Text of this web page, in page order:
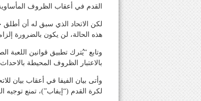
القدم في أعقاب الظروف
لكن الاتحاد الذي سبق له أن أطلق
هذه الحالة، لن يكون بالضرورة
وتابع “يُترك تطبيق قوانين اللعبة
بالاعتبار الظروف المحيطة
وأتى بيان الفيفا في أعقاب بيان
لكرة القدم (“إيفاب”)، تمنع